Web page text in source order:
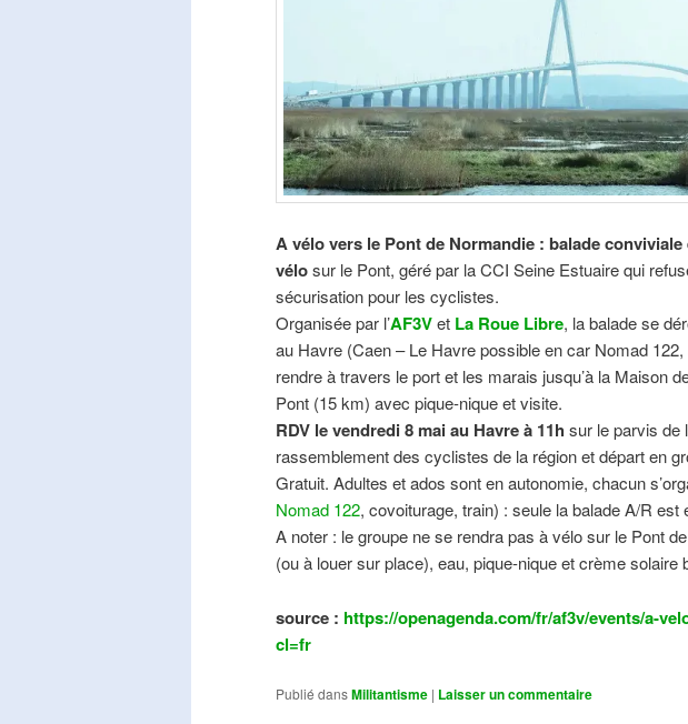
A vélo vers le Pont de Normandie : balade
vélosur le Pont, géré par la CCI Seine Estuaire qui
sécurisation pour les cyclistes.
Organisée par l’AF3Vet La Roue Libre, la balade se
au Havre (Caen – Le Havre possible en car Nomad
rendre à travers le port et les marais jusqu’à la Maison
Pont (15 km) avec pique-nique et visite.
RDV le vendredi 8 mai au Havre à 11h sur le parvis de
rassemblement des cyclistes de la région et départ en
Gratuit. Adultes et ados sont en autonomie, chacun
Nomad 122, covoiturage, train) : seule la balade A/R est
A noter : le groupe ne se rendra pas à vélo sur le Pont
(ou à louer sur place), eau, pique-nique et crème solaire
source : https://openagenda.com/fr/af3v/events/a-
cl=fr
Publié dansMilitantisme | Laisser un commentaire